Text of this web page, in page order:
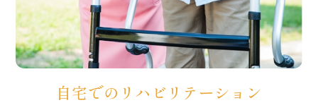
自宅でのリハビリテーション